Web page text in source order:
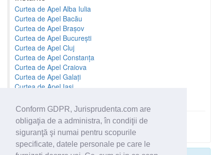
Conform GDPR, Jurisprudenta.com are
obligaţia de a administra, în condiţii de
siguranţă şi numai pentru scopurile
specificate, datele personale pe care le
Curtea de Apel Alba Iulia
Curtea de Apel Bacău
Curtea de Apel Brașov
Curtea de Apel București
Curtea de Apel Cluj
Curtea de Apel Constanța
Curtea de Apel Craiova
Curtea de Apel Galați
Curtea de Apel Iași
Toate instantele